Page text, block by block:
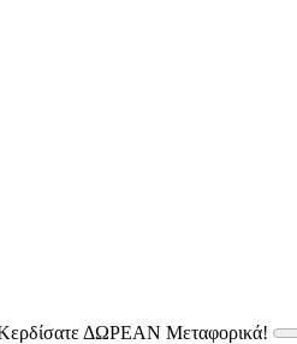
Κερδίσατε ΔΩΡΕΑΝ Μεταφορικά!